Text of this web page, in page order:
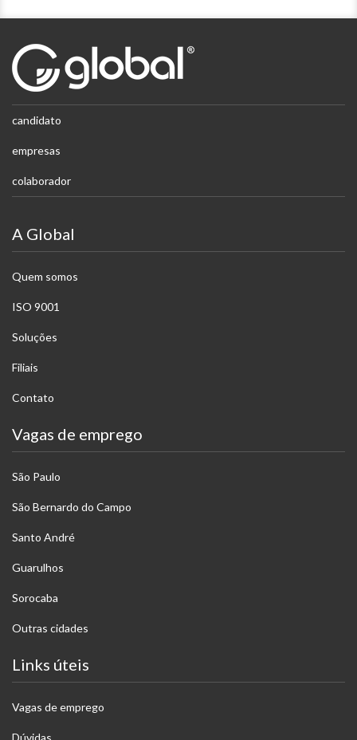
candidato
empresas
colaborador
A Global
Quem somos
ISO 9001
Soluções
Filiais
Contato
Vagas de emprego
São Paulo
São Bernardo do Campo
Santo André
Guarulhos
Sorocaba
Outras cidades
Links úteis
Vagas de emprego
Dúvidas